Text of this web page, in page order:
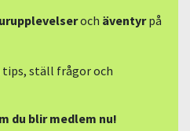
och äventyrpå
tips, ställ frågor och
du blir medlem nu!